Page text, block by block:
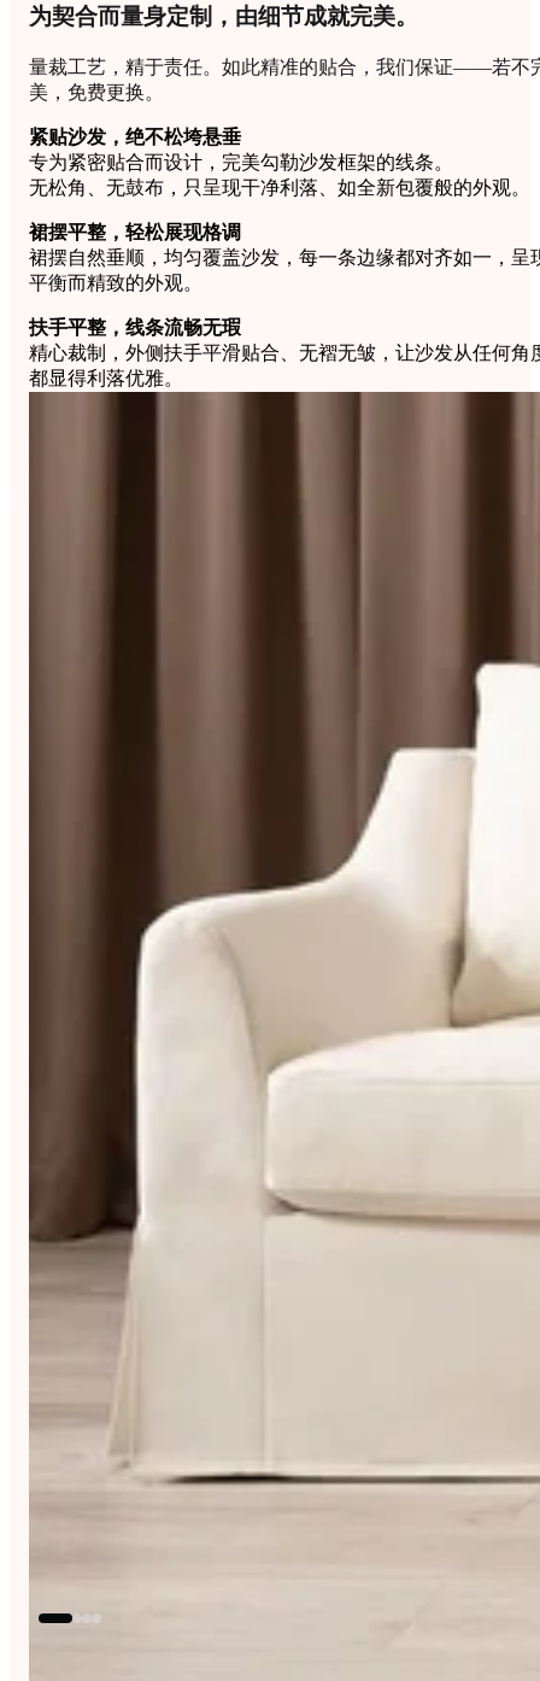
为契合而量身定制，由细节成就完美。
量裁工艺，精于责任。如此精准的贴合，我们保证——若不
美，免费更换。
紧贴沙发，绝不松垮悬垂
专为紧密贴合而设计，完美勾勒沙发框架的线条。
无松角、无鼓布，只呈现干净利落、如全新包覆般的外观。
裙摆平整，轻松展现格调
裙摆自然垂顺，均匀覆盖沙发，每一条边缘都对齐如一，呈
平衡而精致的外观。
扶手平整，线条流畅无瑕
精心裁制，外侧扶手平滑贴合、无褶无皱，让沙发从任何角
都显得利落优雅。